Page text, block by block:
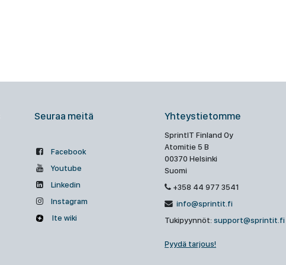
Seuraa meitä
Facebook
Youtube
Linkedin
Instagram
Ite wiki
Yhteystietomme
SprintIT Finland Oy
Atomitie 5 B
00370 Helsinki
Suomi
+358 44 977 3541
info@sprintit.fi
Tukipyynnöt: support@sprintit.fi
Pyydä tarjous!